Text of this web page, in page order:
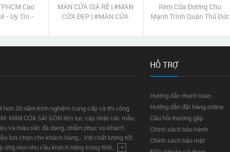
Cao
- Uy Tín -
MÀN CỬA GIÁ RẺ | #MÀN
CỬA ĐẸP | #MÀN CỬA
Rèm Cửa Đường Chu
Mạnh Trinh Quận Thủ Đức
20 năm kinh nghiệm cung cấp và thi công
MÀN CỬA SÀI GÒN liên tục cập nhật các mẫu
và màu sắc đa dạng, nhằm phục vụ khách
lựa chọn cho khách hàng... Với chất lượng tốt
ứng mọi nhu cầu khách hàng trong thời... +
HỖ TRỢ
Hướng dẫn thanh toán
Hướng dẫn đặt hàng online
Câu hỏi thường gặp
Chính sách bảo hành
Chính sách bảo mật